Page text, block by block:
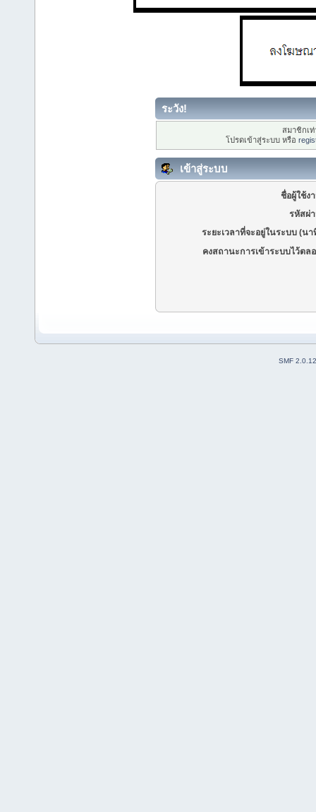
ระวัง!
สมาชิกเ
โปรดเข้าสู่ระบบ หรือ
เข้าสู่ระบบ
ชื่อผู้ใช้ง
รหัสผ่
ระยะเวลาที่จะอยู่ในระบบ (นา
คงสถานะการเข้าระบบไว้ตล
SMF 2.0.12